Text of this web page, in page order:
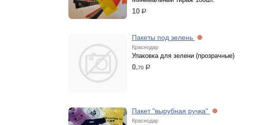
10 р.
Пакеты под зелень
Краснодар
Упаковка для зелени (прозрачные)
0.70 р.
Пакет "вырубная ручка"
Краснодар